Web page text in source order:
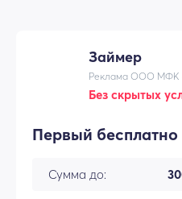
Займер
Реклама ООО МФК
Без скрытых
Первый бесплатно
Сумма до: